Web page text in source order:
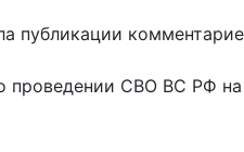
публикации
проведении СВО ВС РФ